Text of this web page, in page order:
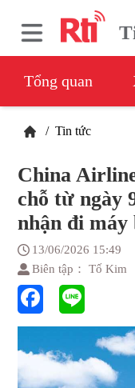
Tổng quan
/ Tin tức
China
chỗ từ ngày
nhận đi máy
13/06/2026 15:49
Biên tập： Tố Kim